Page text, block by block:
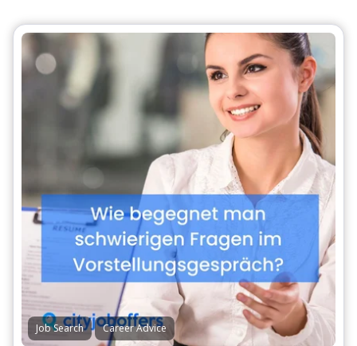
Job Search Career Advice